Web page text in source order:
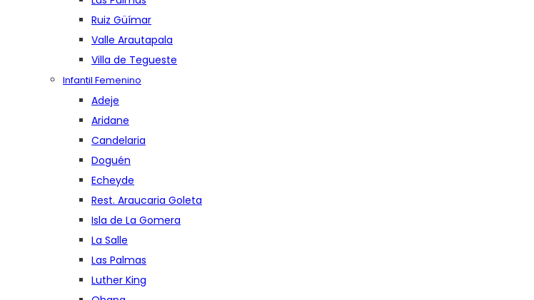
Ruiz Güímar
Valle Arautapala
Villa de Tegueste
Infantil Femenino
Adeje
Aridane
Candelaria
Doguén
Echeyde
Rest. Araucaria Goleta
Isla de La Gomera
La Salle
Las Palmas
Luther King